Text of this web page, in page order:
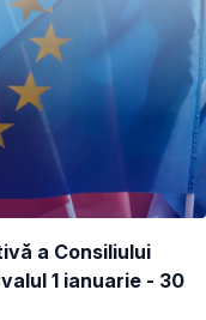
a Consiliului
1 ianuarie - 30